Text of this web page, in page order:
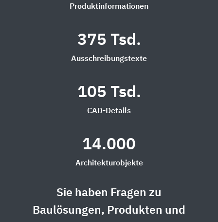
Produktinformationen
375 Tsd.
Ausschreibungstexte
105 Tsd.
CAD-Details
14.000
Architekturobjekte
Sie haben Fragen zu
Baulösungen, Produkten und